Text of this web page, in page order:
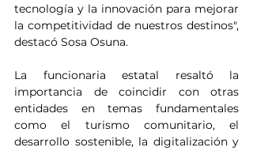
tecnología y la innovación para mejorar
la competitividad de nuestros destinos",
destacó Sosa Osuna.
La funcionaria estatal resaltó la
importancia de coincidir con otras
entidades en temas fundamentales
como el turismo comunitario, el
desarrollo sostenible, la digitalización y